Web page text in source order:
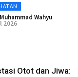
Muhammad Wahyu
2026
Otot dan Jiwa: